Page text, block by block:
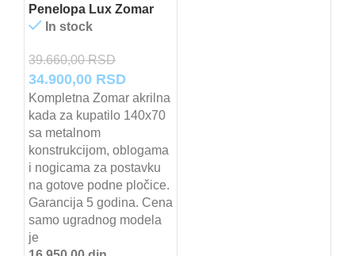
Penelopa Lux Zomar
In stock
39.660,00RSD
Originalna
cena
je
bila:
39.660,00 RSD.
34.900,00 RSDTrenutna
cena
je:
Kompletna Zomar akrilna
kada za kupatilo 140x70
sa metalnom
konstrukcijom, oblogama
i nogicama za postavku
na gotove podne pločice.
Garancija 5 godina. Cena
samo ugradnog modela
je